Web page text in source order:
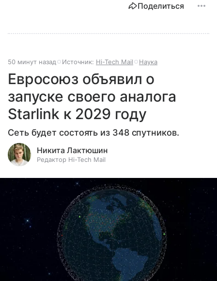
Поделиться
50 минут назад Источник: Hi-Tech Mail Наука
Евросоюз объявил о
запуске своего аналога
Starlink к 2029 году
Сеть будет состоять из 348 спутников.
Никита Лактюшин
Редактор Hi-Tech Mail